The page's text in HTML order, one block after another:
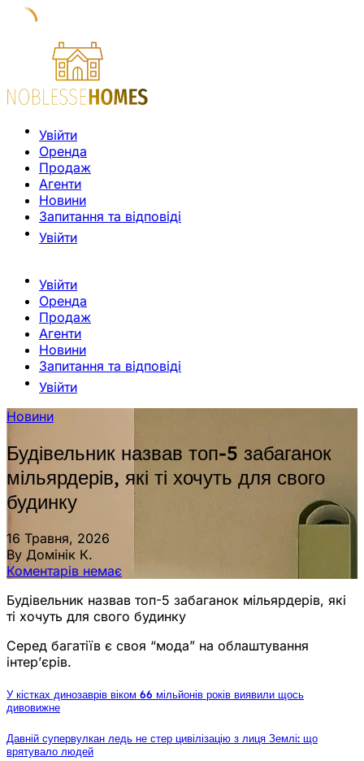
Увійти
Оренда
Продаж
Агенти
Новини
Запитання та відповіді
Увійти
Увійти
Оренда
Продаж
Агенти
Новини
Запитання та відповіді
Увійти
Новини
Будівельник назвав топ-5 забаганок
мільярдерів, які ті хочуть для свого
будинку
16 Травня, 2026
By Домінік К.
Коментарів немає
Будівельник назвав топ-5 забаганок мільярдерів, які
ті хочуть для свого будинку
Серед багатіїв є своя “мода” на облаштування
інтер’єрів.
У кістках динозаврів віком 66 мільйонів років виявили щось
дивовижне
Давній супервулкан ледь не стер цивілізацію з лиця Землі: що
врятувало людей